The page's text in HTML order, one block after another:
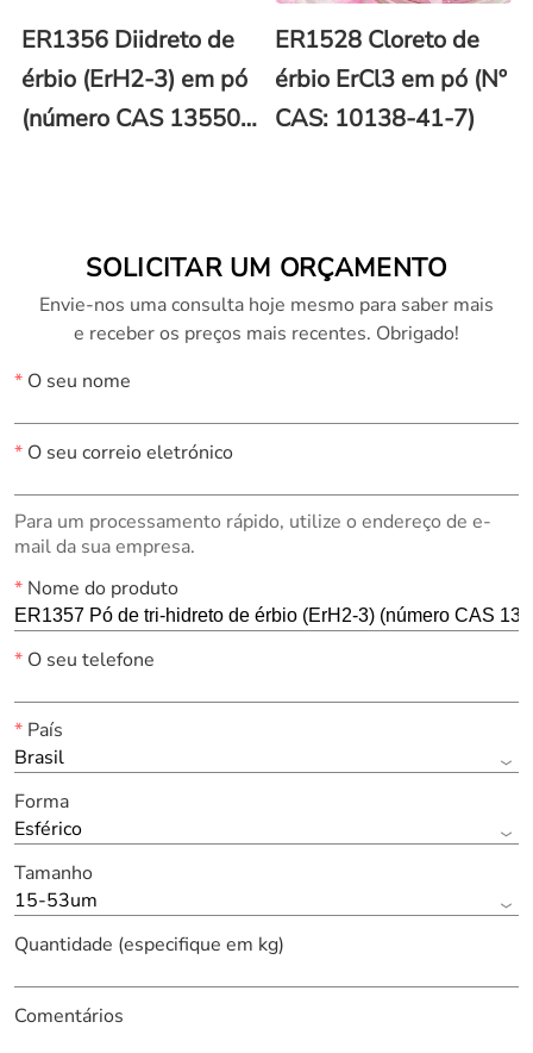
ER1356 Diidreto de
érbio (ErH2-3) em pó
(número CAS 13550-
ER1528 Cloreto de
érbio ErCl3 em pó (Nº
CAS: 10138-41-7)
SOLICITAR UM ORÇAMENTO
Envie-nos uma consulta hoje mesmo para saber mais
e receber os preços mais recentes. Obrigado!
*O seu nome
*O seu correio eletrónico
Para um processamento rápido, utilize o endereço de e-
mail da sua empresa.
*Nome do produto
*O seu telefone
*País
Brasil
Forma
Esférico
Tamanho
15-53um
Quantidade (especifique em kg)
Comentários